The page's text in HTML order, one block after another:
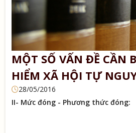
MỘT SỐ VẤN ĐỀ CẦN
HIỂM XÃ HỘI TỰ
28/05/2016
II- Mức đóng - Phương thức đóng: